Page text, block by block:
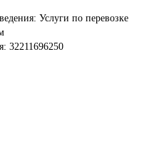
Услуги по перевозке
32211696250